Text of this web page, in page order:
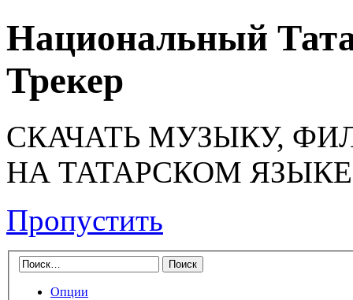
Национальный
Трекер
СКАЧАТЬ МУЗЫКУ,
НА ТАТАРСКОМ ЯЗЫКЕ
Пропустить
Опции